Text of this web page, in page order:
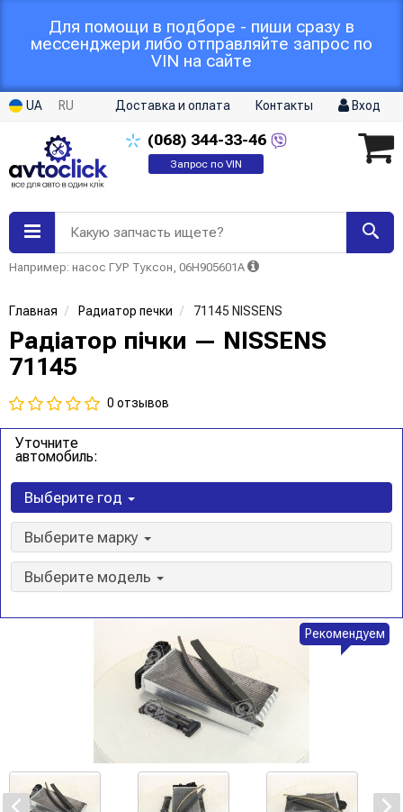
Для помощи в подборе - пиши сразу в
мессенджери либо отправляйте запрос по
VIN на сайте
UA RU Доставка и оплата Контакты Вход
(068) 344-33-46
Запрос по VIN
Какую запчасть ищете?
Например: насос ГУР Туксон, 06H905601A
Главная Радиатор печки 71145 NISSENS
Радіатор пічки — NISSENS
71145
0 отзывов
Уточните
автомобиль:
Выберите год
Выберите марку
Выберите модель
Рекомендуем